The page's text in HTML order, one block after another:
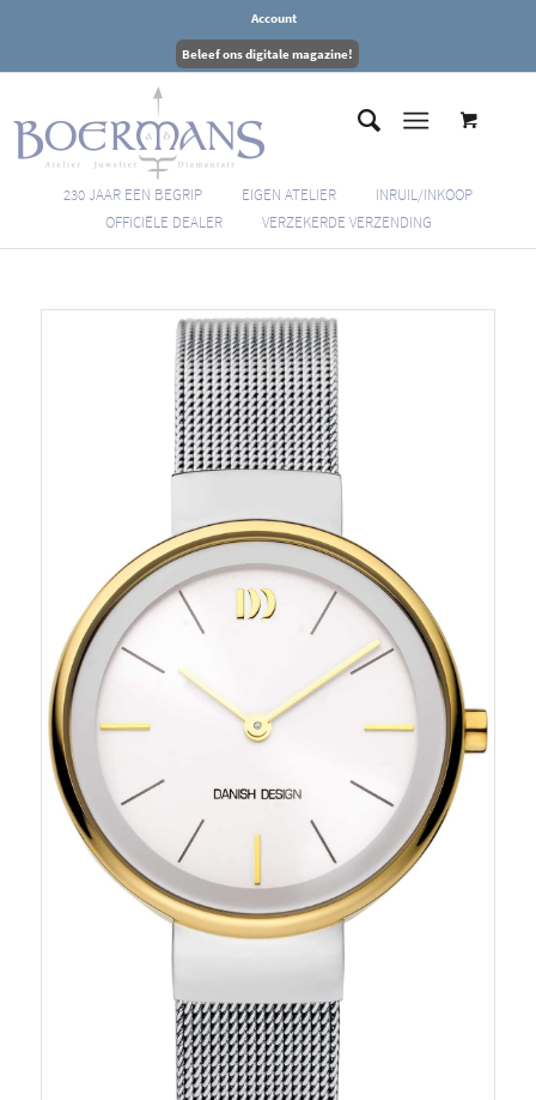
Account
Beleef ons digitale magazine!
230 JAAR EEN BEGRIP EIGEN ATELIER
INRUIL/INKOOP
OFFICIËLE DEALER
VERZEKERDE VERZENDING